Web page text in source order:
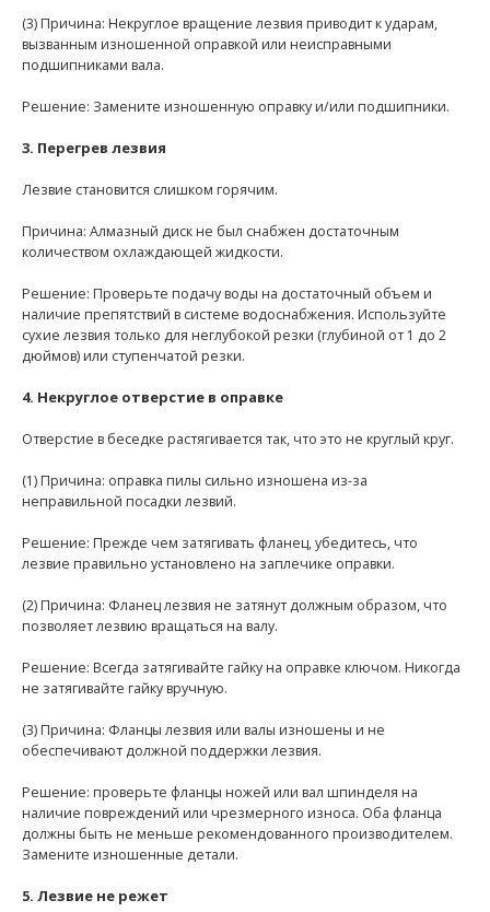
(3) Причина: Некруглое вращение лезвия приводит к ударам,
вызванным изношенной оправкой или неисправными
подшипниками вала.
Решение: Замените изношенную оправку и/или подшипники.
3. Перегрев лезвия
Лезвие становится слишком горячим.
Причина: Алмазный диск не был снабжен достаточным
количеством охлаждающей жидкости.
Решение: Проверьте подачу воды на достаточный объем и
наличие препятствий в системе водоснабжения. Используйте
сухие лезвия только для неглубокой резки (глубиной от 1 до 2
дюймов) или ступенчатой резки.
4. Некруглое отверстие в оправке
Отверстие в беседке растягивается так, что это не круглый круг.
(1) Причина: оправка пилы сильно изношена из-за
неправильной посадки лезвий.
Решение: Прежде чем затягивать фланец, убедитесь, что
лезвие правильно установлено на заплечике оправки.
(2) Причина: Фланец лезвия не затянут должным образом, что
позволяет лезвию вращаться на валу.
Решение: Всегда затягивайте гайку на оправке ключом. Никогда
не затягивайте гайку вручную.
(3) Причина: Фланцы лезвия или валы изношены и не
обеспечивают должной поддержки лезвия.
Решение: проверьте фланцы ножей или вал шпинделя на
наличие повреждений или чрезмерного износа. Оба фланца
должны быть не меньше рекомендованного производителем.
Замените изношенные детали.
5. Лезвие не режет